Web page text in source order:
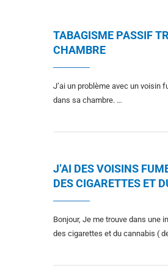
TABAGISME PASSIF
CHAMBRE
J’ai un problème avec un voisin
dans sa chambre. …
J’AI DES VOISINS
DES CIGARETTES ET
Bonjour, Je me trouve dans une
des cigarettes et du cannabis (